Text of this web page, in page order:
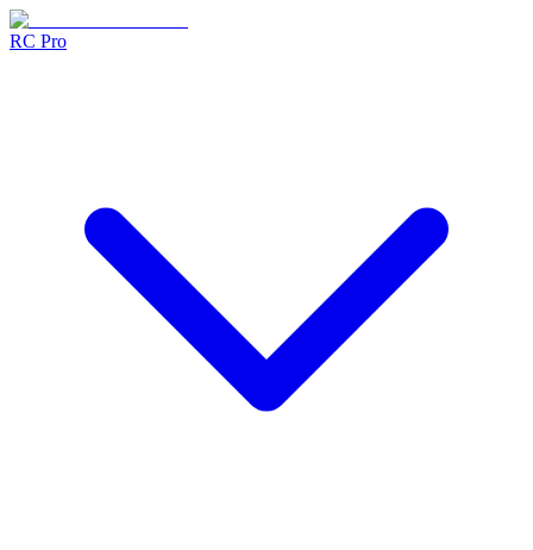
RC Pro